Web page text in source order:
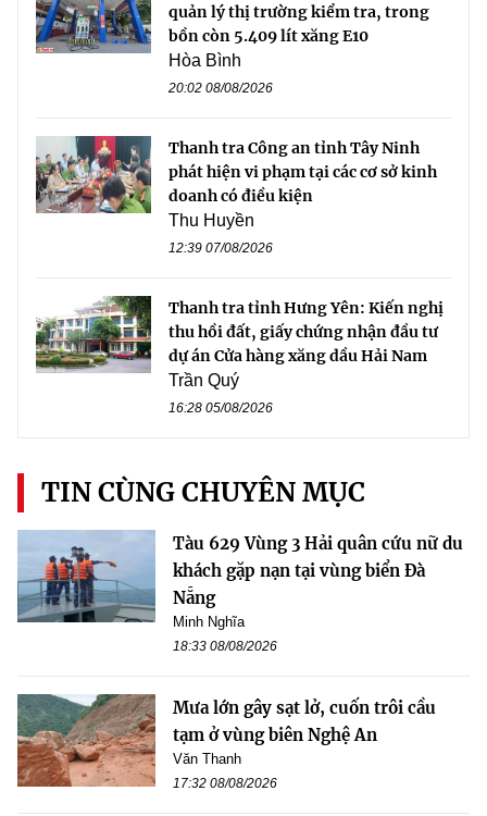
quản lý thị trường kiểm tra, trong
bồn còn 5.409 lít xăng E10
Hòa Bình
20:02 08/08/2026
Thanh tra Công an tỉnh Tây Ninh
phát hiện vi phạm tại các cơ sở kinh
doanh có điều kiện
Thu Huyền
12:39 07/08/2026
Thanh tra tỉnh Hưng Yên: Kiến nghị
thu hồi đất, giấy chứng nhận đầu tư
dự án Cửa hàng xăng dầu Hải Nam
Trần Quý
16:28 05/08/2026
TIN CÙNG CHUYÊN MỤC
Tàu 629 Vùng 3 Hải quân cứu nữ du
khách gặp nạn tại vùng biển Đà
Nẵng
Minh Nghĩa
18:33 08/08/2026
Mưa lớn gây sạt lở, cuốn trôi cầu
tạm ở vùng biên Nghệ An
Văn Thanh
17:32 08/08/2026